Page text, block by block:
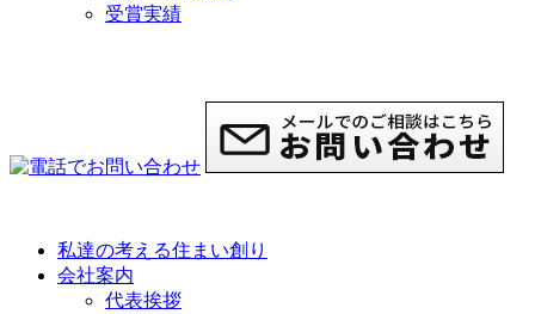
受賞実績
私達の考える住まい創り
会社案内
代表挨拶